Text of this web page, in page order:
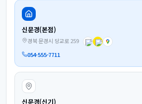
신문경(본점)
경북 문경시 당교로 259
054-555-7711
신문경(신기)